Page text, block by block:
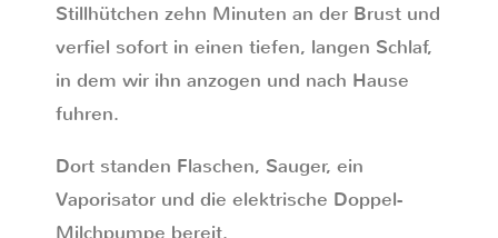
Stillhütchen zehn Minuten an der Brust und
verfiel sofort in einen tiefen, langen Schlaf,
in dem wir ihn anzogen und nach Hause
fuhren.
Dort standen Flaschen, Sauger, ein
Vaporisator und die elektrische Doppel-